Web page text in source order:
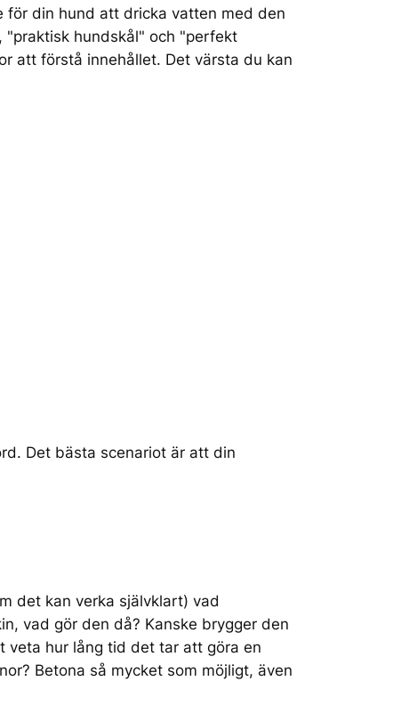
för din hund att dricka vatten med den
"praktisk hundskål" och "perfekt
att förstå innehållet. Det värsta du kan
Det bästa scenariot är att din
det kan verka självklart) vad
vad gör den då? Kanske brygger den
veta hur lång tid det tar att göra en
Betona så mycket som möjligt, även